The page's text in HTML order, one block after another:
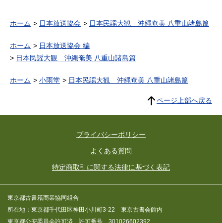
ホーム 日本放送協会 日本民謡大観 沖縄奄美 八重山諸島篇
ホーム
日本放送協会 編
日本民謡大観 沖縄奄美 八重山諸島篇
ホーム 小雨堂 日本民謡大観 沖縄奄美 八重山諸島篇
ページ上部へ戻る
プライバシーポリシー
よくある質問
特定商取引に関する法律に基づく表記
東京都古書籍商業協同組合
所在地：東京都千代田区神田小川町3-22 東京古書会館内
東京都公安委員会許可済 許可番号 301026602392